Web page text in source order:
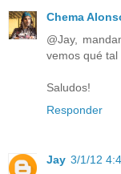
Chema
@Jay,
vemos qué
Saludos!
Responder
Jay 3/1/12